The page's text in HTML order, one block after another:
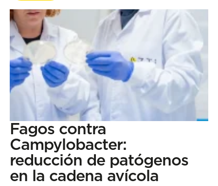
Fagos contra
Campylobacter:
reducción de patógenos
en la cadena avícola